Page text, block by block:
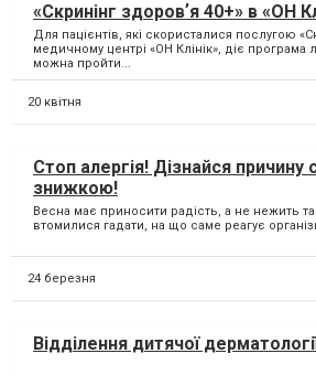
«Скринінг здоровʼя 40+» в «ОН
Для пацієнтів, які скористалися послугою
медичному центрі «ОН Клінік», діє програма
можна пройти...
20 квітня
Стоп алергія! Дізнайся причину
знижкою!
Весна має приносити радість, а не нежить
втомилися гадати, на що саме реагує
24 березня
Відділення дитячої